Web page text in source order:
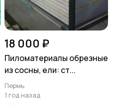
18 000 ₽
Пиломатериалы обрезные
из сосны, ели: ст...
Пермь
1 год назад